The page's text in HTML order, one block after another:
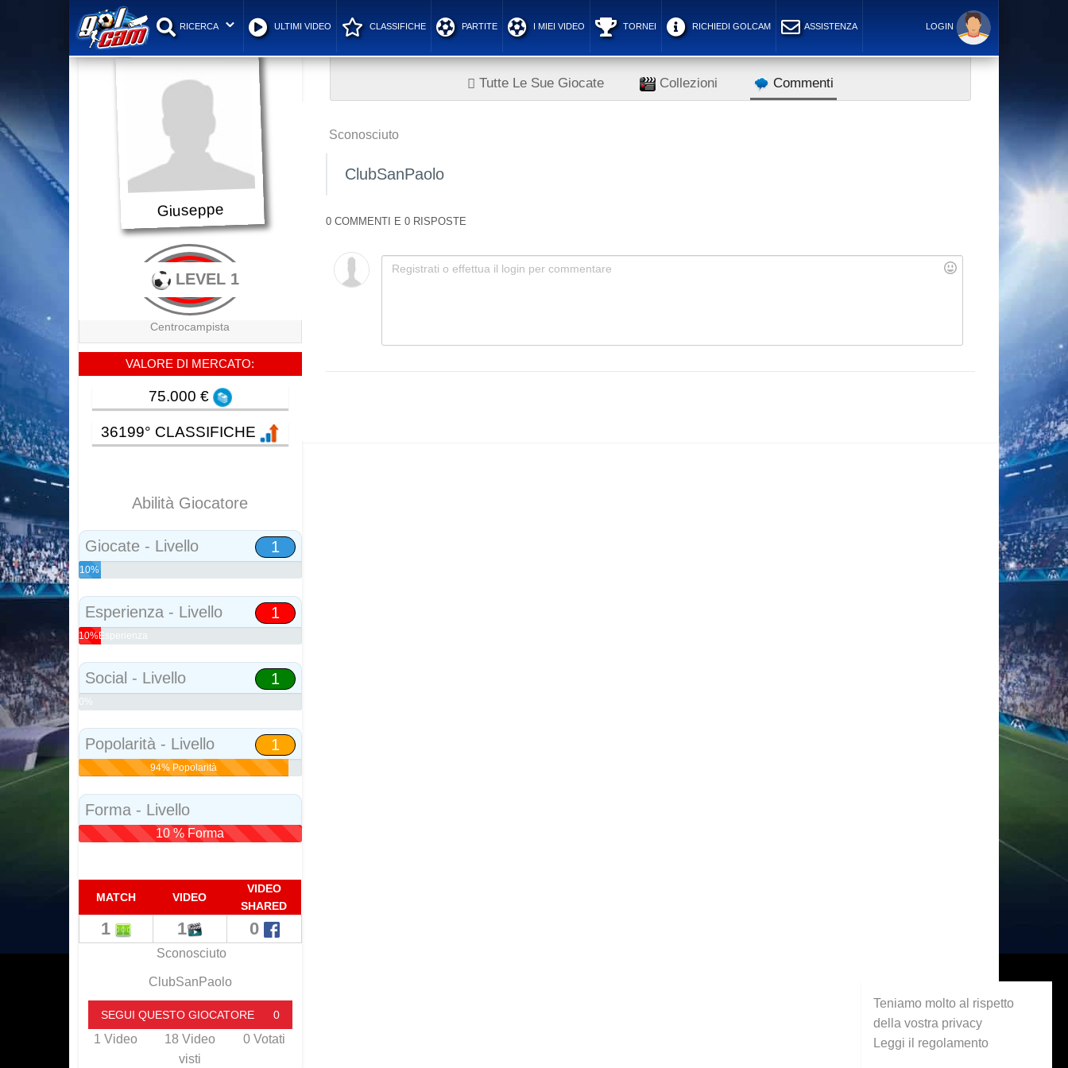
RICERCA ULTIMI VIDEO CLASSIFICHE PARTITE I MIEI VIDEO TORNEI RICHIEDI GOLCAM ASSISTENZA LOGIN
Giuseppe
LEVEL 1
Centrocampista
VALORE DI MERCATO:
75.000 €
36199° CLASSIFICHE
Abilità Giocatore
Giocate - Livello 1
10%
Esperienza - Livello 1
10%Esperienza
Social - Livello 1
0%
Popolarità - Livello 1
94% Popolarità
Forma - Livello
10 % Forma
MATCH VIDEO
VIDEO
SHARED
1 1 0
Sconosciuto
ClubSanPaolo
SEGUI QUESTO GIOCATORE 0
1 Video 18 Video
visti
0 Votati
Tutte Le Sue Giocate Collezioni Commenti
Sconosciuto
ClubSanPaolo
0 COMMENTI E 0 RISPOSTE
Teniamo molto al rispetto
della vostra privacy
Leggi il regolamento